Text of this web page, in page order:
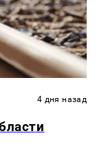
4 дня назад